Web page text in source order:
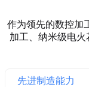
作为领先的数控加
加工、纳米级电
先进制造能力